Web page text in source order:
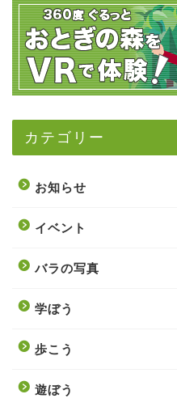
カテゴリー
お知らせ
イベント
バラの写真
学ぼう
歩こう
遊ぼう